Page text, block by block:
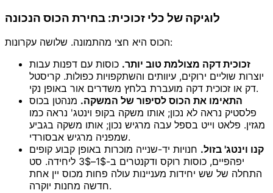
לוגיקה של כלי זכוכית: בחירת הכוס הנכונה
הכוס היא חצי מהתמונה. שלושה עקרונות:
זכוכית דקה מצולמת טוב יותר. כוסות עם דפנות עבות
יוצרות שוליים ירוקים, עיוותים והשתקפויות כפולות. קריסטל
דק או זכוכית דקה מועברת בלחץ משדרים אור באופן נקי.
התאימו את הכוס לסיפור של המשקה. מנהטן בכוס
פלסטיק נראה לא נכון; אותו משקה בקופ וינטג' נראה כמו
מגזין. פלאט וייט בספל עבה מרגיש נכון; אותו משקה בגביע
שמפניה מרגיש אבסורדי.
קנו וינטג' בזול. חנויות יד-שנייה מוכרות באופן קבוע קופים
יפהפיים, כוסות רוקס ודקנטרים ב-1$–3$ ליחידה. סט
התחלה של שש יחידות מעניינות עולה פחות מכוס יין אחת
חדשה מחנות יוקרה.